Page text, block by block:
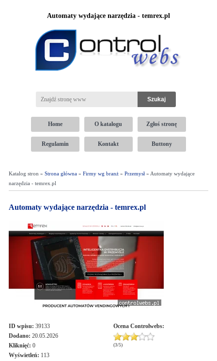
Automaty wydające narzędzia - temrex.pl
Home O katalogu Zgłoś stronę
Regulamin Kontakt Buttony
Katalog stron » Strona główna» Firmy wg branż» Przemysł» Automaty wydające
narzędzia - temrex.pl
Automaty wydające narzędzia - temrex.pl
ID wpisu: 39133
Dodano: 20.05.2026
Kliknięć: 0
Wyświetleń: 113
Ocena Controlwebs:
(3/5)